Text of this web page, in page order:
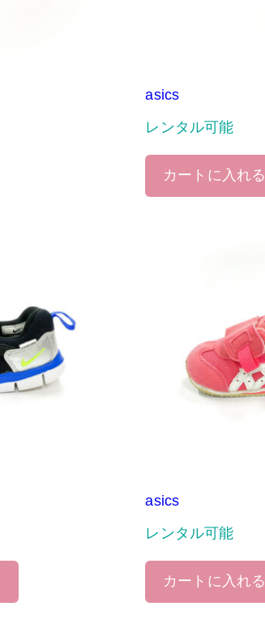
asics
レンタル可能
カートに入れる
asics
レンタル可能
カートに入れる